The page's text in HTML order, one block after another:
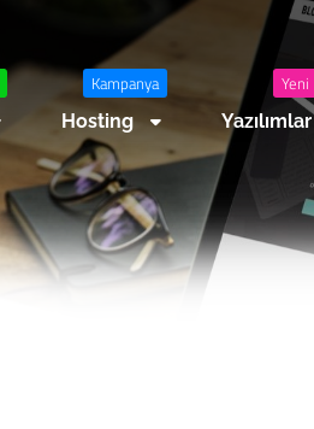
Kampanya
Hosting
Yeni
Yazılımlar